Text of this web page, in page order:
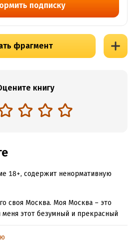
подписку
фрагмент
книгу
18+, содержит ненормативную
своя Москва. Моя Москва – это
этот безумный и прекрасный
водят по тайным тропам, о